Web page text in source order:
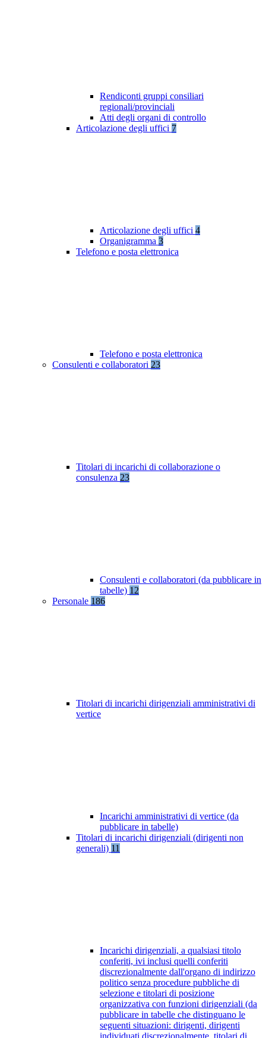
Rendiconti gruppi consiliari
regionali/provinciali
Atti degli organi di controllo
Articolazione degli uffici 7
Articolazione degli uffici 4
Organigramma 3
Telefono e posta elettronica
Telefono e posta elettronica
Consulenti e collaboratori 23
Titolari di incarichi di collaborazione o
consulenza 23
Consulenti e collaboratori (da pubblicare in
tabelle) 12
Personale 186
Titolari di incarichi dirigenziali amministrativi di
vertice
Incarichi amministrativi di vertice (da
pubblicare in tabelle)
Titolari di incarichi dirigenziali (dirigenti non
generali) 11
Incarichi dirigenziali, a qualsiasi titolo
conferiti, ivi inclusi quelli conferiti
discrezionalmente dall'organo di indirizzo
politico senza procedure pubbliche di
selezione e titolari di posizione
organizzativa con funzioni dirigenziali (da
pubblicare in tabelle che distinguano le
seguenti situazioni: dirigenti, dirigenti